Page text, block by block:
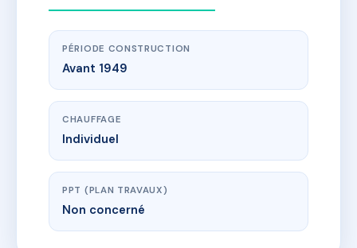
PÉRIODE CONSTRUCTION
Avant 1949
CHAUFFAGE
Individuel
PPT (PLAN TRAVAUX)
Non concerné